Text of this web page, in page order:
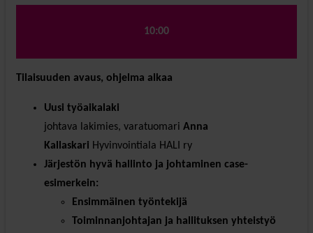
10:00
Tilaisuuden avaus, ohjelma alkaa
Uusi työaikalaki
johtava lakimies, varatuomari Anna
Kallaskari Hyvinvointiala HALI ry
Järjestön hyvä hallinto ja johtaminen case-
esimerkein:
Ensimmäinen työntekijä
Toiminnanjohtajan ja hallituksen yhteistyö